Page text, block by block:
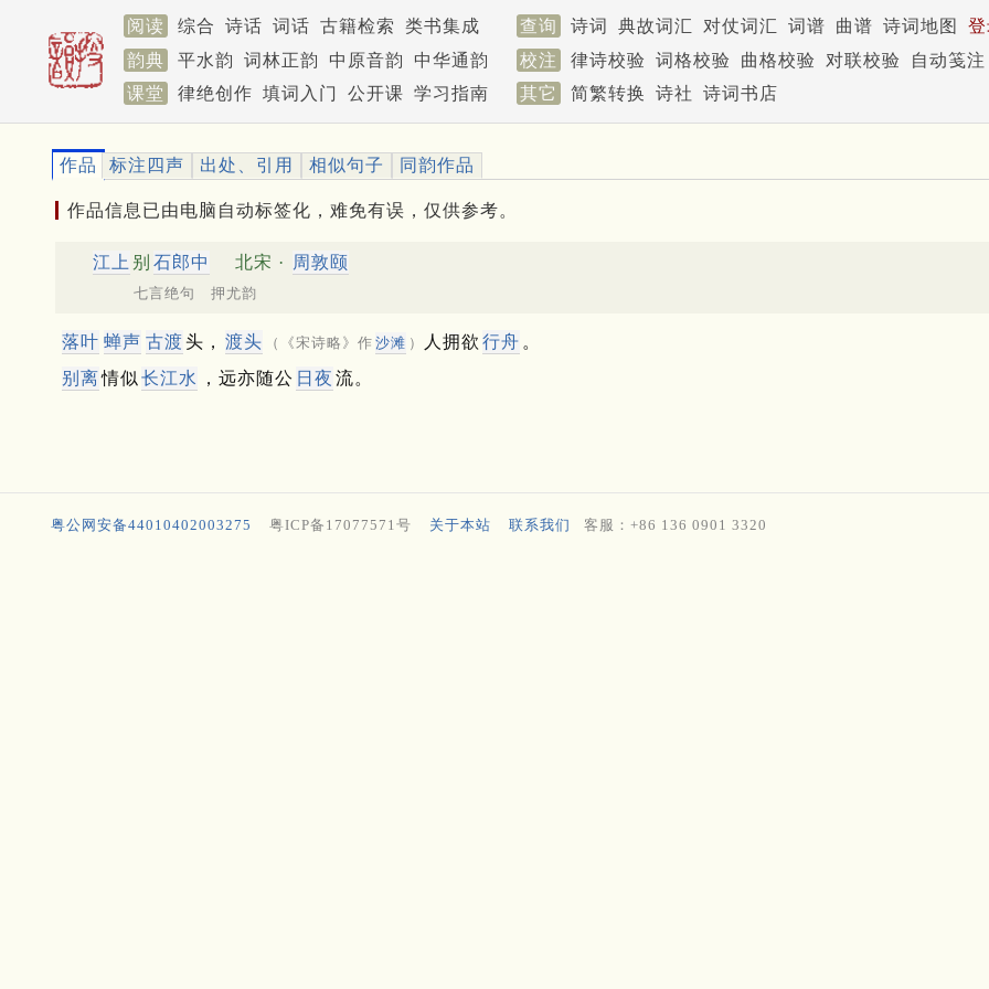
阅读 综合 诗话 词话 古籍检索 类书集成 查询 诗词 典故词汇 对仗词汇 词谱 曲谱 诗词地图
韵典
平水韵 词林正韵 中原音韵 中华通韵 校注 律诗校验 词格校验 曲格校验 对联校验
自动笺注
课堂
律绝创作 填词入门 公开课 学习指南 其它 简繁转换 诗社 诗词书店
作品 标注四声 出处、引用 相似句子 同韵作品
作品信息已由电脑自动标签化，难免有误，仅供参考。
江上 别 石郎中 北宋 · 周敦颐
七言绝句 押尤韵
落叶 蝉声 古渡头， 渡头 （《宋诗略》作 沙滩 ） 人拥欲 行舟 。
别离情似 长江水 ，远亦随公 日夜 流。
粤公网安备44010402003275 粤ICP备17077571号 关于本站 联系我们 客服：+86 136 0901 3320